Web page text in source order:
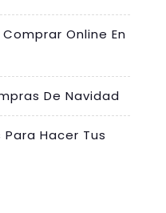
Online En
De Navidad
Hacer Tus